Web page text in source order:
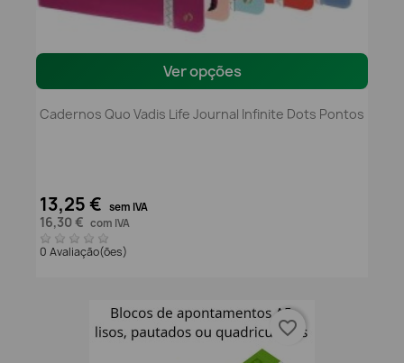
Ver opções
Cadernos Quo Vadis Life Journal Infinite Dots Pontos
13,25 € sem IVA
16,30 € com IVA
0 Avaliação(ões)
favorite_border